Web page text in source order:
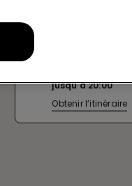
NAVACCHIO
Via del Fosso
Actuellement
jusqu'à20:00
Obtenir l’itinéraire